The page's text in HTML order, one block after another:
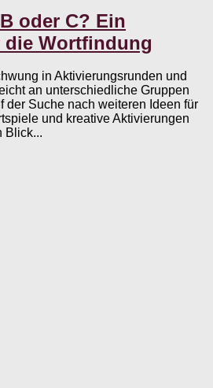
oder C? Ein
Wortfindung
in Aktivierungsrunden und
an unterschiedliche Gruppen
der Suche nach weiteren Ideen für
und kreative Aktivierungen
Blick...